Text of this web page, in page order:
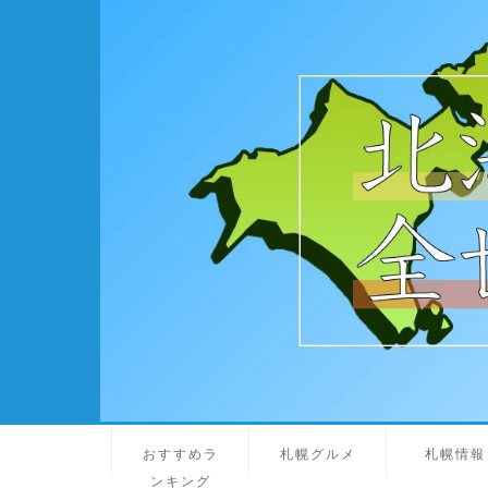
おすすめラ
ンキング
札幌グルメ 札幌情報